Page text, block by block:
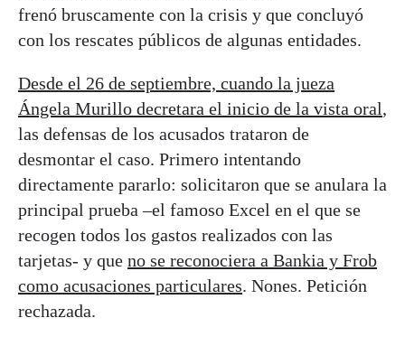
frenó bruscamente con la crisis y que concluyó
con los rescates públicos de algunas entidades.
Desde el 26 de septiembre, cuando la jueza
Ángela Murillo decretara el inicio de la vista oral,
las defensas de los acusados trataron de
desmontar el caso. Primero intentando
directamente pararlo: solicitaron que se anulara la
principal prueba –el famoso Excel en el que se
recogen todos los gastos realizados con las
tarjetas- y que no se reconociera a Bankia y Frob
como acusaciones particulares. Nones. Petición
rechazada.